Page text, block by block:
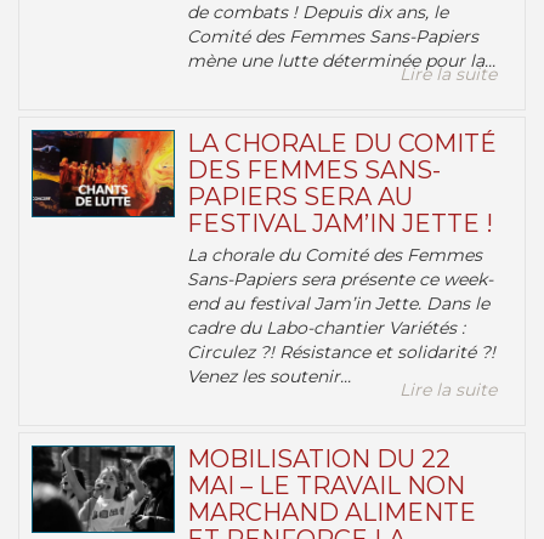
de combats ! Depuis dix ans, le
Comité des Femmes Sans-Papiers
mène une lutte déterminée pour la...
Lire la suite
LA CHORALE DU COMITÉ
DES FEMMES SANS-
PAPIERS SERA AU
FESTIVAL JAM’IN JETTE !
La chorale du Comité des Femmes
Sans-Papiers sera présente ce week-
end au festival Jam’in Jette. Dans le
cadre du Labo-chantier Variétés :
Circulez ?! Résistance et solidarité ?!
Venez les soutenir...
Lire la suite
MOBILISATION DU 22
MAI – LE TRAVAIL NON
MARCHAND ALIMENTE